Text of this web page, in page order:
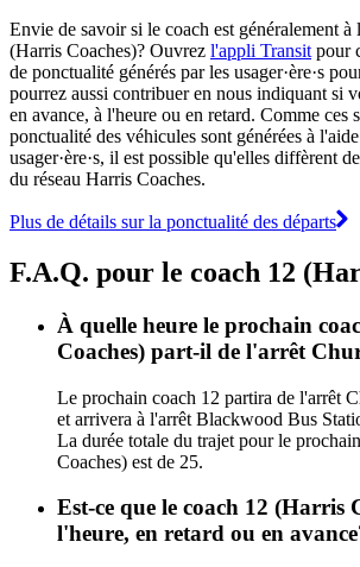
Envie de savoir si le coach est généralement
(Harris Coaches)? Ouvrez l'appli Transit pour
de ponctualité générés par les usager·ère·s
pourrez aussi contribuer en nous indiquant si
en avance, à l'heure ou en retard. Comme ces
ponctualité des véhicules sont générées à
usager·ère·s, il est possible qu'elles diffèrent
du réseau Harris Coaches.
Plus de détails sur la ponctualité des départs
F.A.Q. pour le coach 12
À quelle heure le prochain
Coaches) part-il de l'arrêt
Le prochain coach 12 partira de l'arrêt
et arrivera à l'arrêt Blackwood Bus
La durée totale du trajet pour le
Coaches) est de 25.
Est-ce que le coach 12 (Harris
l'heure, en retard ou en